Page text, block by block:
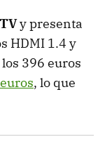
y presenta
HDMI 1.4 y
396 euros
, lo que